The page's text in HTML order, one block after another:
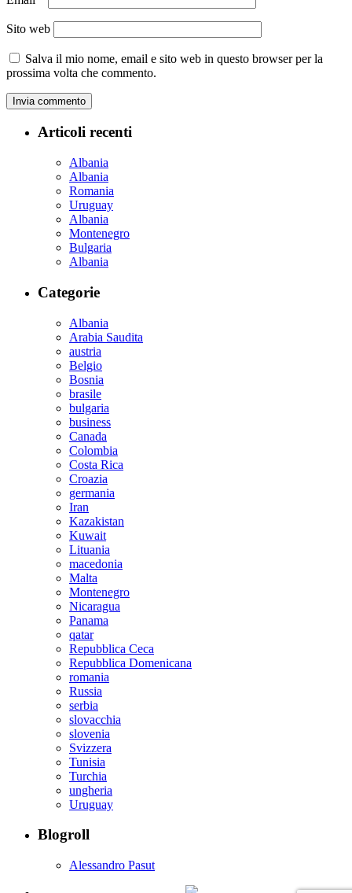
Sito web
Salva il mio nome, email e sito web in questo browser per la
prossima volta che commento.
Articoli recenti
Albania
Albania
Romania
Uruguay
Albania
Montenegro
Bulgaria
Albania
Categorie
Albania
Arabia Saudita
austria
Belgio
Bosnia
brasile
bulgaria
business
Canada
Colombia
Costa Rica
Croazia
germania
Iran
Kazakistan
Kuwait
Lituania
macedonia
Malta
Montenegro
Nicaragua
Panama
qatar
Repubblica Ceca
Repubblica Domenicana
romania
Russia
serbia
slovacchia
slovenia
Svizzera
Tunisia
Turchia
ungheria
Uruguay
Blogroll
Alessandro Pasut